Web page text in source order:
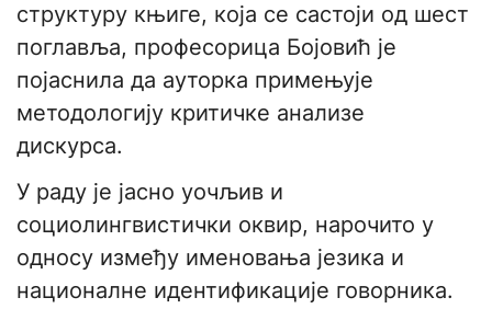
структуру књиге, која се састоји од шест
поглавља, професорица Бојовић је
појаснила да ауторка примењује
методологију критичке анализе
дискурса.
У раду је јасно уочљив и
социолингвистички оквир, нарочито у
односу између именовања језика и
националне идентификације говорника.